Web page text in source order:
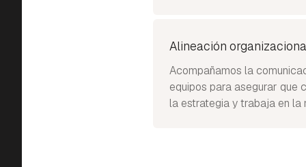
Alineación
Acompañamos la
equipos para asegurar que
la estrategia y trabaja en la